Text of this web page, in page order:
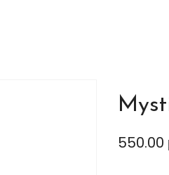
550.00